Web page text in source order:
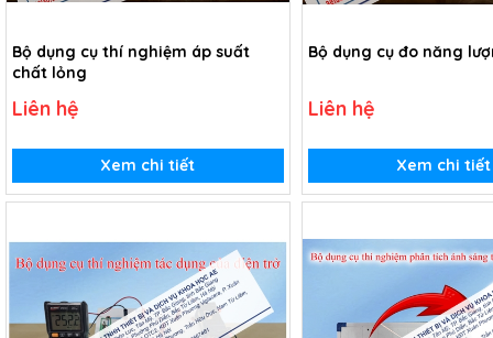
Bộ dụng cụ thí nghiệm áp suất
chất lỏng
Liên hệ
Xem chi tiết
Bộ dụng cụ đo năng
Liên hệ
Xem chi tiết